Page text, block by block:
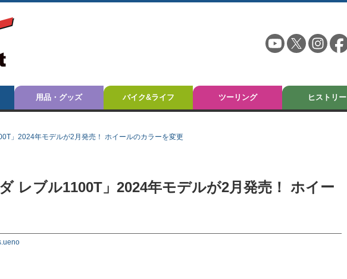
用品・グッズ バイク&ライフ ツーリング ヒストリー
」2024年モデルが2月発売！ ホイールのカラーを変更
レブル1100T」2024年モデルが2月発売！ ホイー